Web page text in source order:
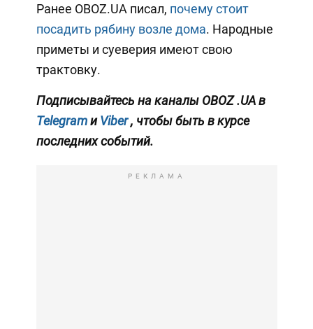
Ранее OBOZ.UA писал, почему стоит
посадить рябину возле дома. Народные
приметы и суеверия имеют свою
трактовку.
Подписывайтесь на каналы OBOZ .UA в
Telegram иViber , чтобы быть в курсе
последних событий.
РЕКЛАМА